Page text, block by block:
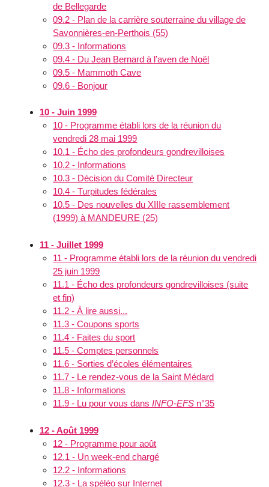
de Bellegarde
09.2 - Plan de la carrière souterraine du village de
Savonnières-en-Perthois (55)
09.3 - Informations
09.4 - Du Jean Bernard à l’aven de Noël
09.5 - Mammoth Cave
09.6 - Bonjour
10 - Juin 1999
10 - Programme établi lors de la réunion du
vendredi 28 mai 1999
10.1 - Écho des profondeurs gondrevilloises
10.2 - Informations
10.3 - Décision du Comité Directeur
10.4 - Turpitudes fédérales
10.5 - Des nouvelles du XIIIe rassemblement
(1999) à MANDEURE (25)
11 - Juillet 1999
11 - Programme établi lors de la réunion du vendredi
25 juin 1999
11.1 - Écho des profondeurs gondrevilloises (suite
et fin)
11.2 - À lire aussi...
11.3 - Coupons sports
11.4 - Faites du sport
11.5 - Comptes personnels
11.6 - Sorties d’écoles élémentaires
11.7 - Le rendez-vous de la Saint Médard
11.8 - Informations
11.9 - Lu pour vous dansINFO-EFS n°35
12 - Août 1999
12 - Programme pour août
12.1 - Un week-end chargé
12.2 - Informations
12.3 - La spéléo sur Internet